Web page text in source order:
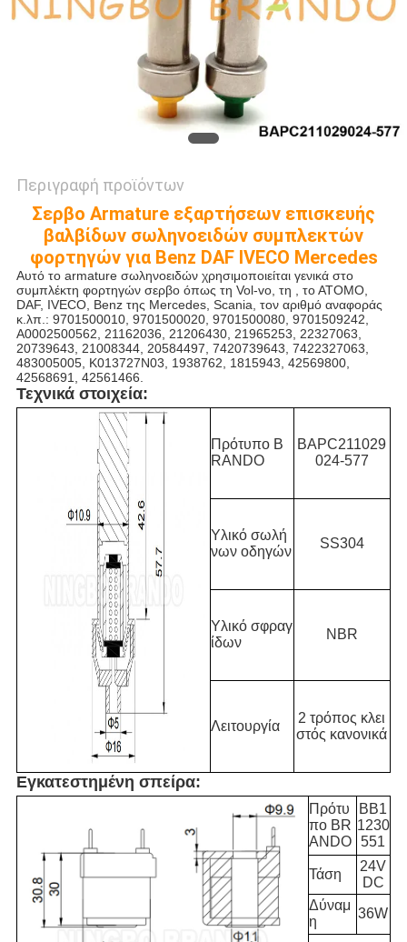
Περιγραφή προϊόντων
Σερβο Armature εξαρτήσεων επισκευής
βαλβίδων σωληνοειδών συμπλεκτών
φορτηγών για Benz DAF IVECO Mercedes
Αυτό το armature σωληνοειδών χρησιμοποιείται γενικά στο
συμπλέκτη φορτηγών σερβο όπως τη Vol-vo, τη , το ΑΤΟΜΟ,
DAF, IVECO, Benz της Mercedes, Scania, τον αριθμό αναφοράς
κ.λπ.: 9701500010, 9701500020, 9701500080, 9701509242,
A0002500562, 21162036, 21206430, 21965253, 22327063,
20739643, 21008344, 20584497, 7420739643, 7422327063,
483005005, K013727N03, 1938762, 1815943, 42569800,
42568691, 42561466.
Τεχνικά στοιχεία:
Πρότυπο B
RANDO
BAPC211029
024-577
Υλικό σωλή
νων οδηγών
SS304
Υλικό σφραγ
ίδων
NBR
Λειτουργία
2 τρόπος κλει
στός κανονικά
Εγκατεστημένη σπείρα:
Πρότυ
πο BR
ANDO
BB1
1230
551
Τάση
24V
DC
Δύναμ
η
36W